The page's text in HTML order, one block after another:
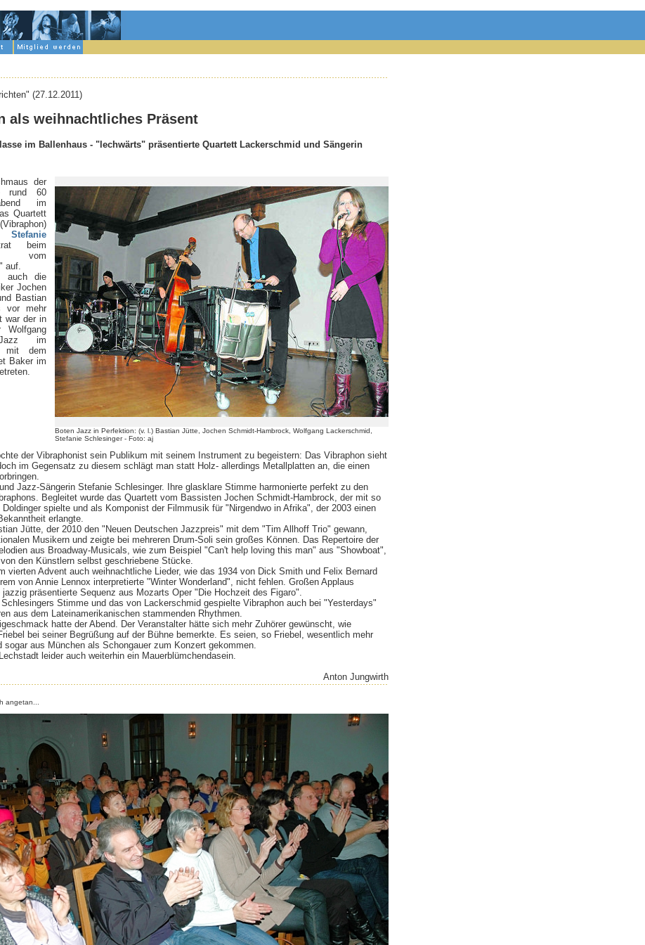
(27.12.2011)
als weihnachtliches Präsent
im Ballenhaus - "lechwärts" präsentierte Quartett Lackerschmid und Sängerin
der
rund 60
im
Quartett
Stefanie
beim
vom
auf.
auch die
Jochen
Bastian
vor mehr
war der in
Wolfgang
im
mit dem
Baker im
Boten Jazz in Perfektion: (v. l.) Bastian Jütte, Jochen Schmidt-Hambrock, Wolfgang Lackerschmid,
Stefanie Schlesinger - Foto: aj
der Vibraphonist sein Publikum mit seinem Instrument zu begeistern: Das Vibraphon sieht
im Gegensatz zu diesem schlägt man statt Holz- allerdings Metallplatten an, die einen
Jazz-Sängerin Stefanie Schlesinger. Ihre glasklare Stimme harmonierte perfekt zu den
Begleitet wurde das Quartett vom Bassisten Jochen Schmidt-Hambrock, der mit so
spielte und als Komponist der Filmmusik für "Nirgendwo in Afrika", der 2003 einen
erlangte.
Jütte, der 2010 den "Neuen Deutschen Jazzpreis" mit dem "Tim Allhoff Trio" gewann,
Musikern und zeigte bei mehreren Drum-Soli sein großes Können. Das Repertoire der
aus Broadway-Musicals, wie zum Beispiel "Can't help loving this man" aus "Showboat",
den Künstlern selbst geschriebene Stücke.
vierten Advent auch weihnachtliche Lieder, wie das 1934 von Dick Smith und Felix Bernard
von Annie Lennox interpretierte "Winter Wonderland", nicht fehlen. Großen Applaus
präsentierte Sequenz aus Mozarts Oper "Die Hochzeit des Figaro".
Stimme und das von Lackerschmid gespielte Vibraphon auch bei "Yesterdays"
aus dem Lateinamerikanischen stammenden Rhythmen.
hatte der Abend. Der Veranstalter hätte sich mehr Zuhörer gewünscht, wie
bei seiner Begrüßung auf der Bühne bemerkte. Es seien, so Friebel, wesentlich mehr
sogar aus München als Schongauer zum Konzert gekommen.
leider auch weiterhin ein Mauerblümchendasein.
Anton Jungwirth
angetan...